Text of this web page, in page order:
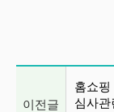
이전글
홈쇼핑
심사관